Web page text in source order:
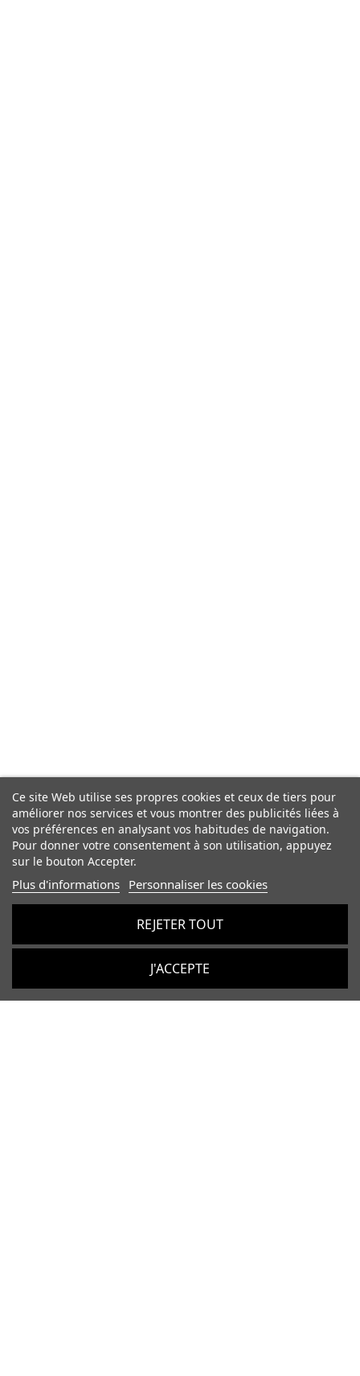
Ce site Web utilise ses propres cookies et ceux de tiers pour
améliorer nos services et vous montrer des publicités liées à
vos préférences en analysant vos habitudes de navigation.
Pour donner votre consentement à son utilisation, appuyez
sur le bouton Accepter.
Plus d'informations Personnaliser les cookies
REJETER TOUT
J'ACCEPTE